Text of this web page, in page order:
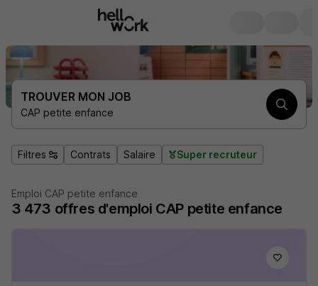
TROUVER MON JOB
CAP petite enfance
Filtres Contrats Salaire Super recruteur
Emploi CAP petite enfance
3 473 offres d'emploi CAP petite enfance